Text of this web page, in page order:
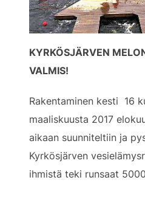
KYRKÖSJÄRVEN
VALMIS!
Rakentaminen kesti 16
maaliskuusta 2017
aikaan suunniteltiin ja
Kyrkösjärven
ihmistä teki runsaat